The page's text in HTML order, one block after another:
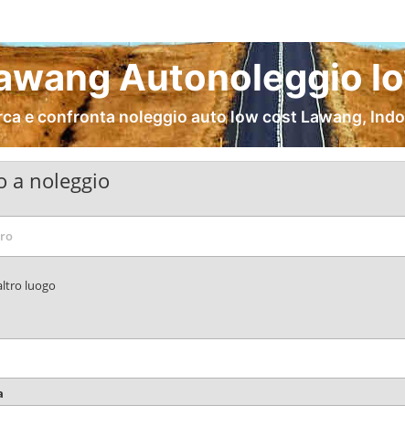
Autonoleggio
e confronta noleggio auto low cost Lawang,
a noleggio
luogo